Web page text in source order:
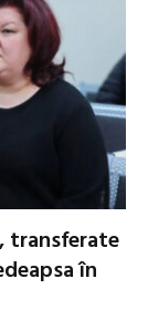
transferate
în